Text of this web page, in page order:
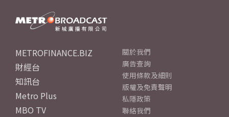
METROFINANCE.BIZ
財經台
知訊台
Metro Plus
MBO TV
關於我們
廣告查詢
使用條款及細則
版權及免責聲明
私隱政策
聯絡我們